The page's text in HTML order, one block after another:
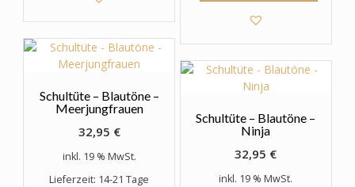
Schultüte – Blautöne –
Meerjungfrauen
32,95 €
inkl. 19 % MwSt.
Lieferzeit: 14-21 Tage
Schultüte – Blautöne –
Ninja
32,95 €
inkl. 19 % MwSt.